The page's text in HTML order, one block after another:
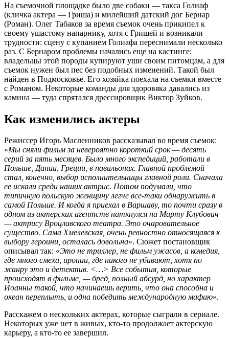
На съемочной площадке было две собаки — такса Голиаф
(кличка актера — Гриша) и милейший датский дог Бернар
(Роман). Олег Табаков за время съемок очень прикипел к
своему ушастому напарнику, хотя с Гришей и возникали
трудности: сцену с купанием Голиафа переснимали несколько
раз. С Бернаром проблемы начались еще на кастинге:
владельцы этой породы купируют уши своим питомцам, а для
съемок нужен был пес без подобных изменений. Такой был
найден в Подмосковье. Его хозяйка поехала на съемки вместе
с Романом. Некоторые команды для здоровяка давались из
камина — туда спрятался дрессировщик Виктор Зуйков.
Как изменились актеры
Режиссер Игорь Масленников рассказывал во время съемок:
«Мы сняли фильм за невероятно короткий срок — десять
серий за пять месяцев. Было много экспедиций, работали в
Польше, Дании, Греции, в павильонах. Главной проблемой
стал, конечно, выбор исполнительницы главной роли. Сначала
ее искали среди наших актрис. Потом подумали, что
типичную польскую женщину легче все-таки обнаружить в
самой Польше. И когда я приехал в Варшаву, то почти сразу в
одном из актерских агентств наткнулся на Марту Клубович
— актрису Вроцлавского театра. Это очаровательное
существо. Сама Хмелевская, очень ревностно относящаяся к
выбору героини, осталась довольна». Сюжет постановщик
описывал так: «Это не триллер, не фильм ужасов, а комедия,
где много смеха, иронии, где никого не убивают, хотя по
жанру это и детектив. <…> Все события, которые
происходят в фильме, — бред, полный абсурд, но характер
Иоанны такой, что начинаешь верить, что она способна и
океан переплыть, и одна победить международную мафию».
Расскажем о нескольких актерах, которые сыграли в сериале.
Некоторых уже нет в живых, кто-то продолжает актерскую
карьеру, а кто-то ее завершил.